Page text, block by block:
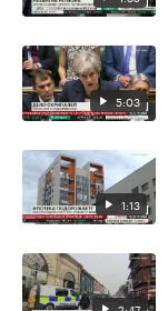
5:03
1:13